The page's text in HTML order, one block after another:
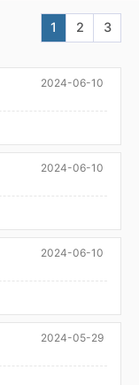
Aktualna
1 Przejdź
2 3
2024-06-10
2024-06-10
2024-06-10
2024-05-29